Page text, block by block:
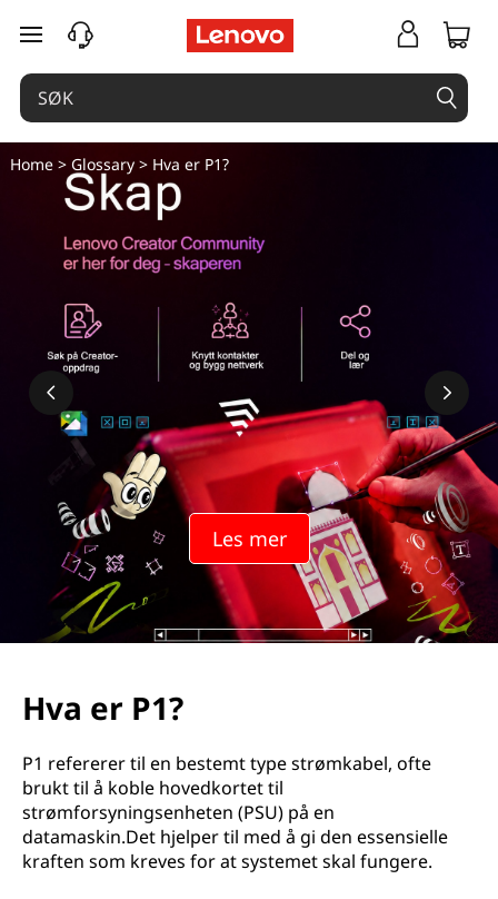
gå til hovedinnhold
Les mer
Home> Glossary> Hva er P1?
Hva er P1?
P1 refererer til en bestemt type strømkabel, ofte
brukt til å koble hovedkortet til
strømforsyningsenheten (PSU) på en
datamaskin.Det hjelper til med å gi den essensielle
kraften som kreves for at systemet skal fungere.